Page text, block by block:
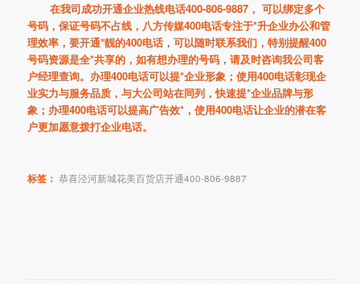
在我司成功开通企业热线电话400-806-9887， 可以绑定多个
号码，保证号码不占线，八方传媒400电话专注于*升企业办公和管
理效率，要开通*靓的400电话，可以随时联系我们，特别提醒400
号码资源是全*共享的，如有想办理的号码，请及时咨询我公司客
户经理查询。办理400电话可以提*企业形象；使用400电话彰现企
业实力与服务品质，与大公司站在同列，快速提*企业品牌与形
象；办理400电话可以提高广告效*，使用400电话让企业的潜在客
户更加愿意拨打企业电话。
标签： 恭喜泾河新城花美百货店开通400-806-9887